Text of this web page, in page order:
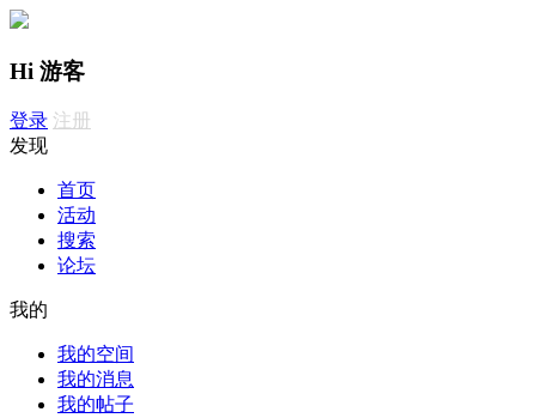
Hi 游客
登录 注册
发现
首页
活动
搜索
论坛
我的
我的空间
我的消息
我的帖子